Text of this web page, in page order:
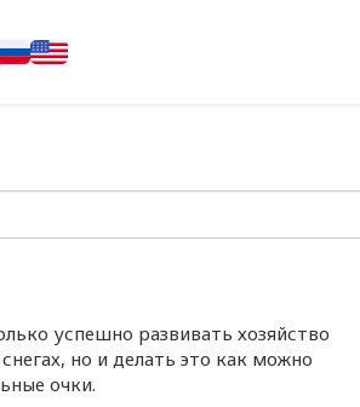
успешно развивать хозяйство
но и делать это как можно
очки.